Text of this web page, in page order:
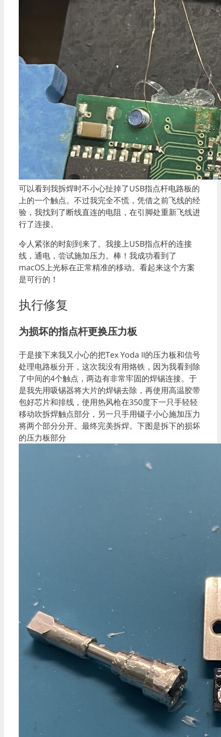
可以看到我拆焊时不小心扯掉了USB指点杆电路板的
上的一个触点。不过我完全不慌，凭借之前飞线的经
验，我找到了断线直连的电阻，在引脚处重新飞线进
行了连接。
令人紧张的时刻到来了。我接上USB指点杆的连接
线，通电，尝试施加压力。棒！我成功看到了
macOS上光标在正常精准的移动。看起来这个方案
是可行的！
执行修复
为损坏的指点杆更换压力板
于是接下来我又小心的把Tex Yoda II的压力板和信号
处理电路板分开，这次我没有用烙铁，因为我看到除
了中间的4个触点，两边有非常牢固的焊锡连接。于
是我先用吸锡器将大片的焊锡去除，再使用高温胶带
包好芯片和排线，使用热风枪在350度下一只手轻轻
移动吹拆焊触点部分，另一只手用镊子小心施加压力
将两个部分分开。最终完美拆焊。下图是拆下的损坏
的压力板部分